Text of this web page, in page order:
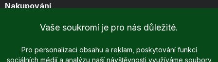
Nakupování
Obchodní podmínky
Vaše soukromí je pro nás důležité.
Pro personalizaci obsahu a reklam, poskytování funkcí
sociálních médií a analýzu naší návštěvnosti využíváme soubory